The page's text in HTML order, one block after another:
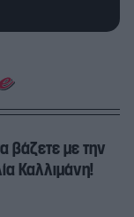
βάζετε με την
Καλλιμάνη!